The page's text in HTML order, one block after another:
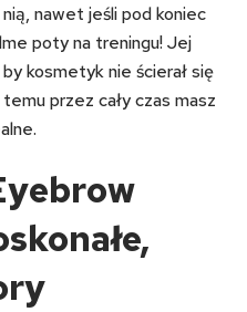
nawet jeśli pod koniec
poty na treningu! Jej
kosmetyk nie ścierał się
przez cały czas masz